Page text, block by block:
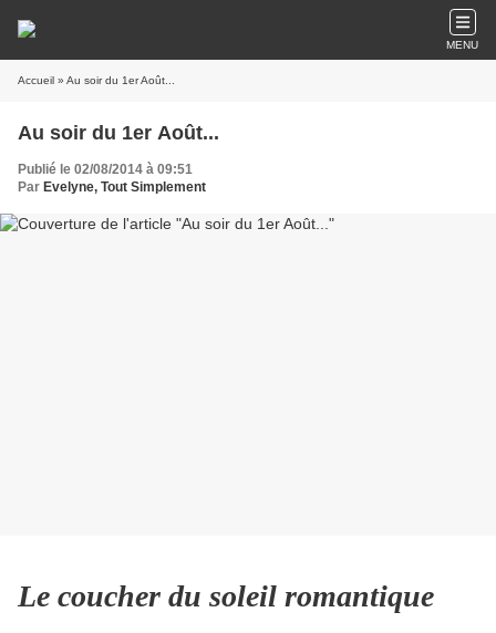
MENU
Accueil » Au soir du 1er Août...
Au soir du 1er Août...
Publié le 02/08/2014 à 09:51
Par Evelyne, Tout Simplement
Le coucher du soleil romantique